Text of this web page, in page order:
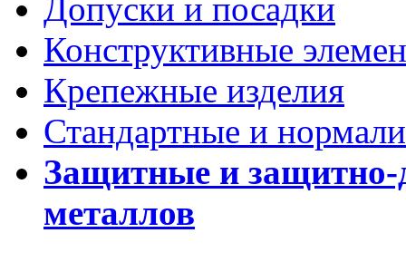
Допуски и посадки
Конструктивные
Крепежные изделия
Стандартные и
Защитные и защитно-
металлов